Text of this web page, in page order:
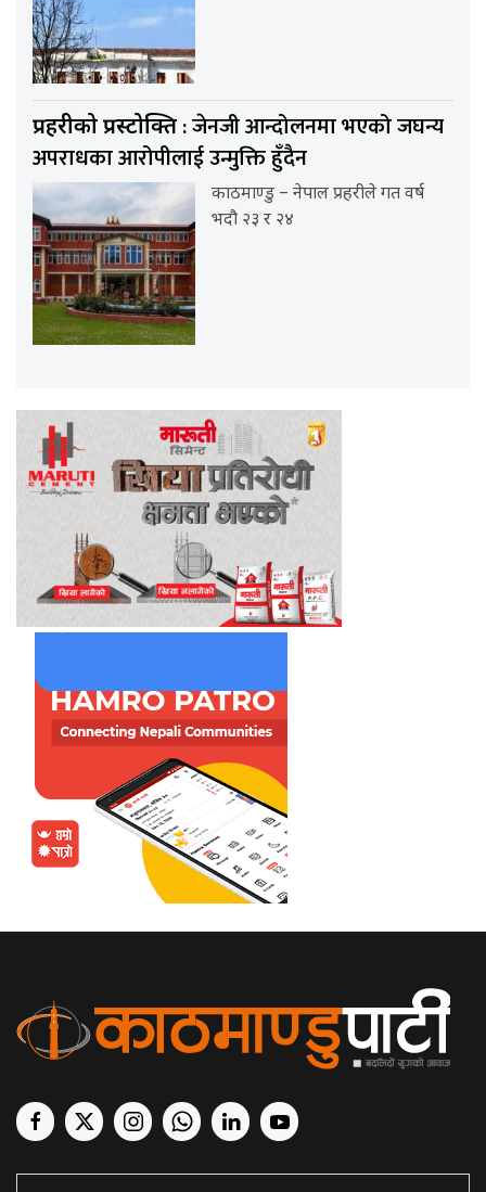
प्रहरीको प्रस्टोक्ति : जेनजी आन्दोलनमा भएको जघन्य
अपराधका आरोपीलाई उन्मुक्ति हुँदैन
काठमाण्डु – नेपाल प्रहरीले गत वर्ष
भदौ २३ र २४